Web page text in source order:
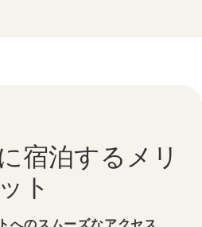
宿泊するメリ
ット